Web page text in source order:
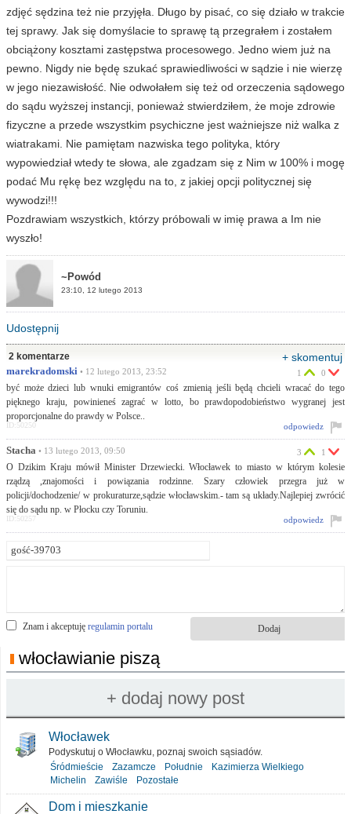
zdjęć sędzina też nie przyjęła. Długo by pisać, co się działo w trakcie
tej sprawy. Jak się domyślacie to sprawę tą przegrałem i zostałem
obciążony kosztami zastępstwa procesowego. Jedno wiem już na
pewno. Nigdy nie będę szukać sprawiedliwości w sądzie i nie wierzę
w jego niezawisłość. Nie odwołałem się też od orzeczenia sądowego
do sądu wyższej instancji, ponieważ stwierdziłem, że moje zdrowie
fizyczne a przede wszystkim psychiczne jest ważniejsze niż walka z
wiatrakami. Nie pamiętam nazwiska tego polityka, który
wypowiedział wtedy te słowa, ale zgadzam się z Nim w 100% i mogę
podać Mu rękę bez względu na to, z jakiej opcji politycznej się
wywodzi!!!
Pozdrawiam wszystkich, którzy próbowali w imię prawa a Im nie
wyszło!
~Powód
23:10, 12 lutego 2013
Udostępnij
2 komentarze + skomentuj
marekradomski • 12 lutego 2013, 23:52
być może dzieci lub wnuki emigrantów coś zmienią jeśli będą chcieli wracać do tego
pięknego kraju, powinieneś zagrać w lotto, bo prawdopodobieństwo wygranej jest
proporcjonalne do prawdy w Polsce..
1 0
odpowiedz
ID:50250
Stacha • 13 lutego 2013, 09:50
O Dzikim Kraju mówił Minister Drzewiecki. Włocławek to miasto w którym kolesie
rządzą ,znajomości i powiązania rodzinne. Szary człowiek przegra już w
policji/dochodzenie/ w prokuraturze,sądzie włocławskim.- tam są układy.Najlepiej zwrócić
się do sądu np. w Płocku czy Toruniu.
3 1
odpowiedz
ID:50257
Znam i akceptuję regulamin portalu
włocławianie piszą
Włocławek
Podyskutuj o Włocławku, poznaj swoich sąsiadów.
Śródmieście
Zazamcze Południe
Kazimierza Wielkiego
Michelin
Zawiśle Pozostałe
Dom i mieszkanie